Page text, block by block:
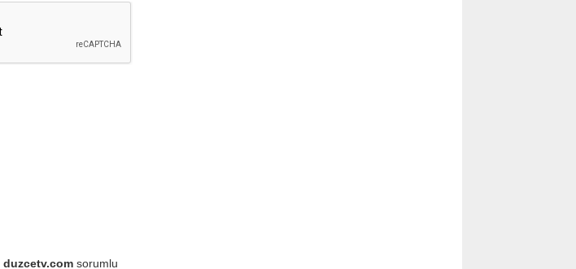
duzcetv.com sorumlu